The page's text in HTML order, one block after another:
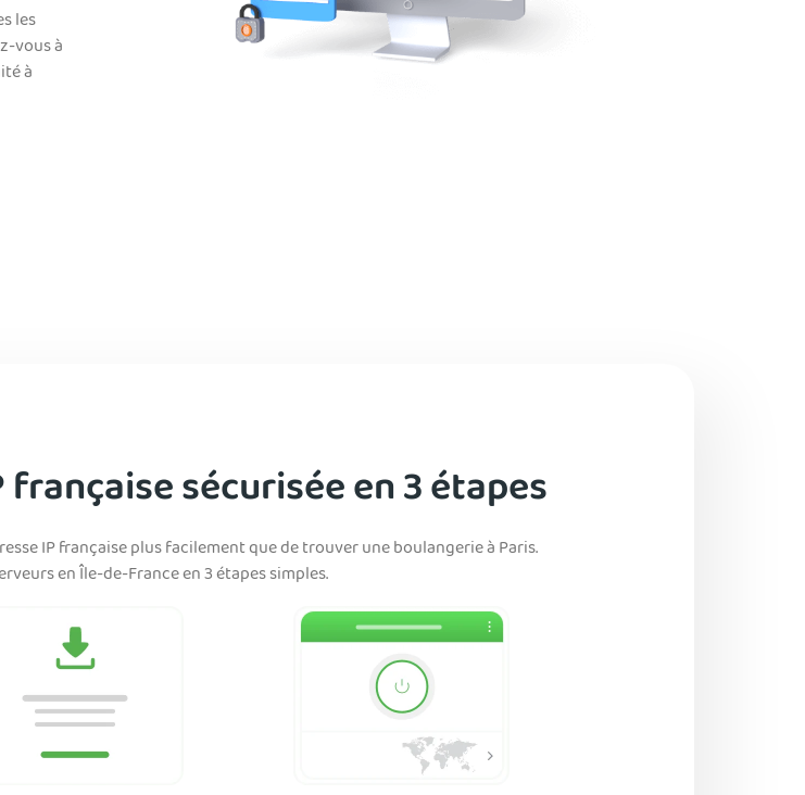
les
vous à
à
sécurisée en 3 étapes
IP française plus facilement que de trouver une boulangerie à Paris.
en Île-de-France en 3 étapes simples.